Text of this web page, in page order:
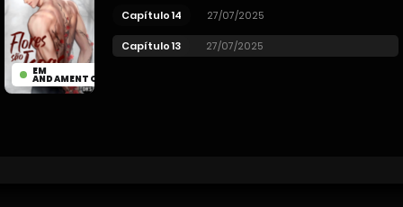
EM
ANDAMENTO
Capítulo 14 27/07/2025
Capítulo 13 27/07/2025